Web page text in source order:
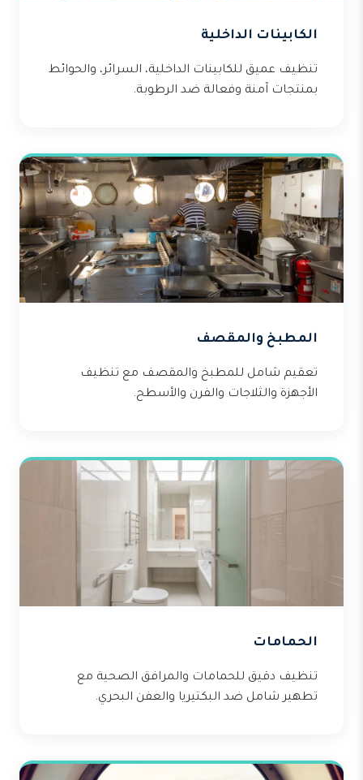
الكابينات الداخلية
تنظيف عميق للكابينات الداخلية، السرائر، والحوائط
بمنتجات آمنة وفعالة ضد الرطوبة.
المطبخ والمقصف
تعقيم شامل للمطبخ والمقصف مع تنظيف
الأجهزة والثلاجات والفرن والأسطح.
الحمامات
تنظيف دقيق للحمامات والمرافق الصحية مع
تطهير شامل ضد البكتيريا والعفن البحري.